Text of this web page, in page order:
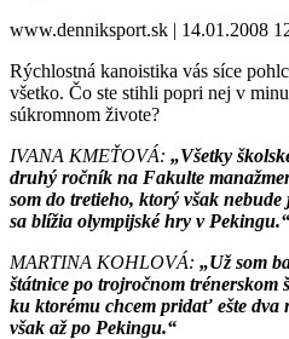
www.denniksport.sk | 14.01.2008
Rýchlostná kanoistika vás síce
všetko. Čo ste stihli popri nej v
súkromnom živote?
IVANA KMEŤOVÁ: „Všetky
druhý ročník na Fakulte
som do tretieho, ktorý však
sa blížia olympijské hry v Pekingu.“
MARTINA KOHLOVÁ: „Už som
štátnice po trojročnom
ku ktorému chcem pridať ešte dva
však až po Pekingu.“